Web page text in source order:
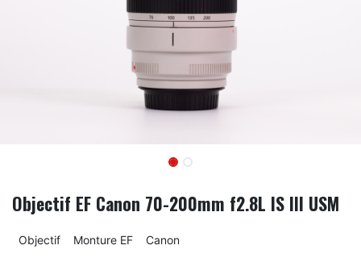
Objectif EF Canon 70-200mm f2.8L IS III USM
Objectif Monture EF Canon